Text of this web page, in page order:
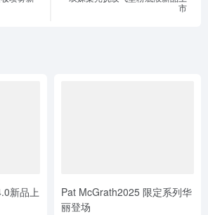
市
新品上
Pat McGrath2025 限定系列华
丽登场